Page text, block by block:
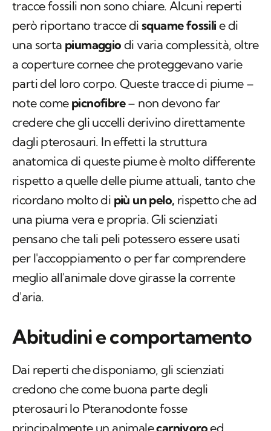
meno una vista e un olfatto sviluppato. Le
tracce fossili non sono chiare. Alcuni reperti
però riportano tracce disquame fossilie di
una sortapiumaggiodi varia complessità, oltre
a coperture cornee che proteggevano varie
parti del loro corpo. Queste tracce di piume –
note comepicnofibre – non devono far
credere che gli uccelli derivino direttamente
dagli pterosauri. In effetti la struttura
anatomica di queste piume è molto differente
rispetto a quelle delle piume attuali, tanto che
ricordano molto dipiù un pelo,rispetto che ad
una piuma vera e propria. Gli scienziati
pensano che tali peli potessero essere usati
per l'accoppiamento o per far comprendere
meglio all'animale dove girasse la corrente
Abitudini e comportamento
Dai reperti che disponiamo, gli scienziati
credono che come buona parte degli
pterosauri lo Pteranodonte fosse